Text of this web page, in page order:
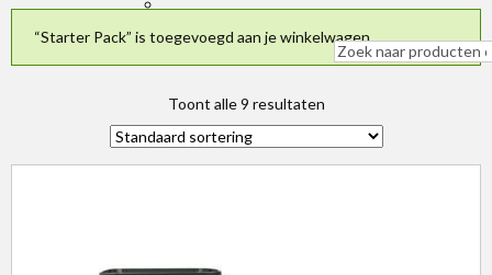
“Starter Pack” is toegevoegd aan je winkelwagen.
Toont alle 9 resultaten